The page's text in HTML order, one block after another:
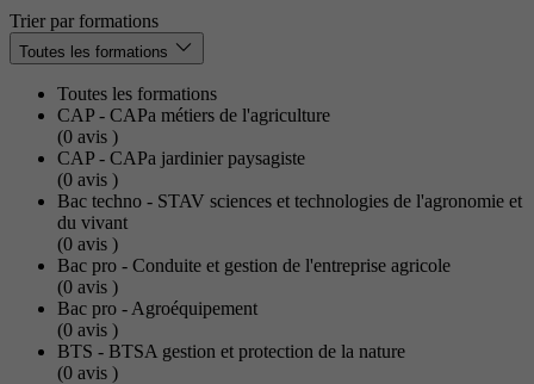
Trier par formations
Toutes les formations
Toutes les formations
CAP - CAPa métiers de l'agriculture
(0 avis )
CAP - CAPa jardinier paysagiste
(0 avis )
Bac techno - STAV sciences et technologies de l'agronomie et
du vivant
(0 avis )
Bac pro - Conduite et gestion de l'entreprise agricole
(0 avis )
Bac pro - Agroéquipement
(0 avis )
BTS - BTSA gestion et protection de la nature
(0 avis )